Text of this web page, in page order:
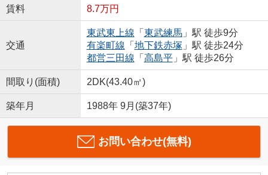
賃料 8.7万円
交通
東武東上線 「 東武練馬」駅 徒歩9分
有楽町線 「 地下鉄赤塚 」駅 徒歩24分
都営三田線 「 高島平」駅 徒歩26分
間取り(面積) 2DK(43.40㎡)
築年月 1988年 9月(築37年)
お問い合わせ(無料)